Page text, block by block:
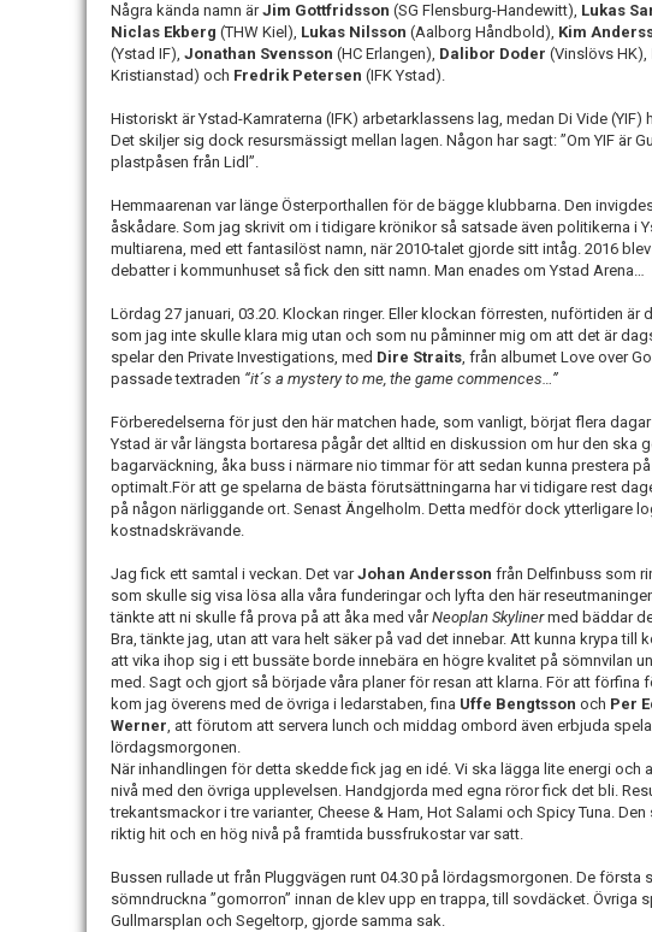
Några kända namn ärJim Gottfridsson (SG Flensburg-Handewitt), Lukas
Niclas Ekberg (THW Kiel), Lukas Nilsson (Aalborg Håndbold), Kim
(Ystad IF), Jonathan Svensson (HC Erlangen), Dalibor Doder (Vinslövs HK),
Kristianstad) och Fredrik Petersen (IFK Ystad).
Historiskt är Ystad-Kamraterna (IFK) arbetarklassens lag, medan Di Vide (YIF)
Det skiljer sig dock resursmässigt mellan lagen. Någon har sagt: ”Om YIF är
plastpåsen från Lidl”.
Hemmaarenan var länge Österporthallen för de bägge klubbarna. Den
åskådare. Som jag skrivit om i tidigare krönikor så satsade även politikerna i
multiarena, med ett fantasilöst namn, när 2010-talet gjorde sitt intåg. 2016
debatter i kommunhuset så fick den sitt namn. Man enades om Ystad Arena…
Lördag 27 januari, 03.20. Klockan ringer. Eller klockan förresten, nuförtiden är
som jag inte skulle klara mig utan och som nu påminner mig om att det är
spelar den Private Investigations, med Dire Straits, från albumet Love over
passade textraden “it´s a mystery to me, the game commences…”
Förberedelserna för just den här matchen hade, som vanligt, börjat flera
Ystad är vår längsta bortaresa pågår det alltid en diskussion om hur den ska
bagarväckning, åka buss i närmare nio timmar för att sedan kunna prestera
optimalt.För att ge spelarna de bästa förutsättningarna har vi tidigare rest
på någon närliggande ort. Senast Ängelholm. Detta medför dock ytterligare
kostnadskrävande.
Jag fick ett samtal i veckan. Det varJohan Andersson från Delfinbuss som
som skulle sig visa lösa alla våra funderingar och lyfta den här
tänkte att ni skulle få prova på att åka med vårNeoplan Skylinermed bäddar
Bra, tänkte jag, utan att vara helt säker på vad det innebar. Att kunna krypa till
att vika ihop sig i ett bussäte borde innebära en högre kvalitet på sömnvilan
med. Sagt och gjort så började våra planer för resan att klarna. För att förfina
kom jag överens med de övriga i ledarstaben, fina Uffe Bengtsson och Per
Werner, att förutom att servera lunch och middag ombord även erbjuda
lördagsmorgonen.
När inhandlingen för detta skedde fick jag en idé. Vi ska lägga lite energi och
nivå med den övriga upplevelsen. Handgjorda med egna röror fick det bli.
trekantsmackor i tre varianter, Cheese & Ham, Hot Salami och Spicy Tuna.
riktig hit och en hög nivå på framtida bussfrukostar var satt.
Bussen rullade ut från Pluggvägen runt 04.30 på lördagsmorgonen. De första
sömndruckna ”gomorron” innan de klev upp en trappa, till sovdäcket. Övriga
Gullmarsplan och Segeltorp, gjorde samma sak.